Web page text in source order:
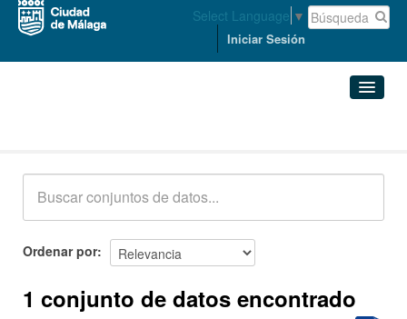
Select Language ▼
Iniciar Sesión
Acerca de
Ordenar por
1 conjunto de datos encontrado